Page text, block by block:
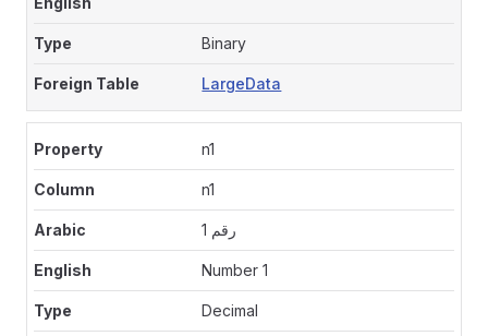
Binary
LargeData
n1
n1
رقم 1
Number 1
Decimal